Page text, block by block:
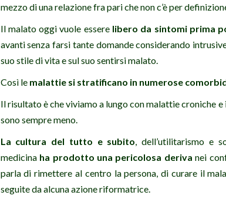
mezzo di una relazione fra pari che non c’è per
Il malato oggi vuole essere libero da sintomi prima
avanti senza farsi tante domande considerando
suo stile di vita e sul suo sentirsi malato.
Così le malattie si stratificano in numerose
Il risultato è che viviamo a lungo con malattie croniche
sono sempre meno.
La cultura del tutto e subito , dell’utilitarismo e
medicina ha prodotto una pericolosa deriva nei
parla di rimettere al centro la persona, di curare il
seguite da alcuna azione riformatrice.